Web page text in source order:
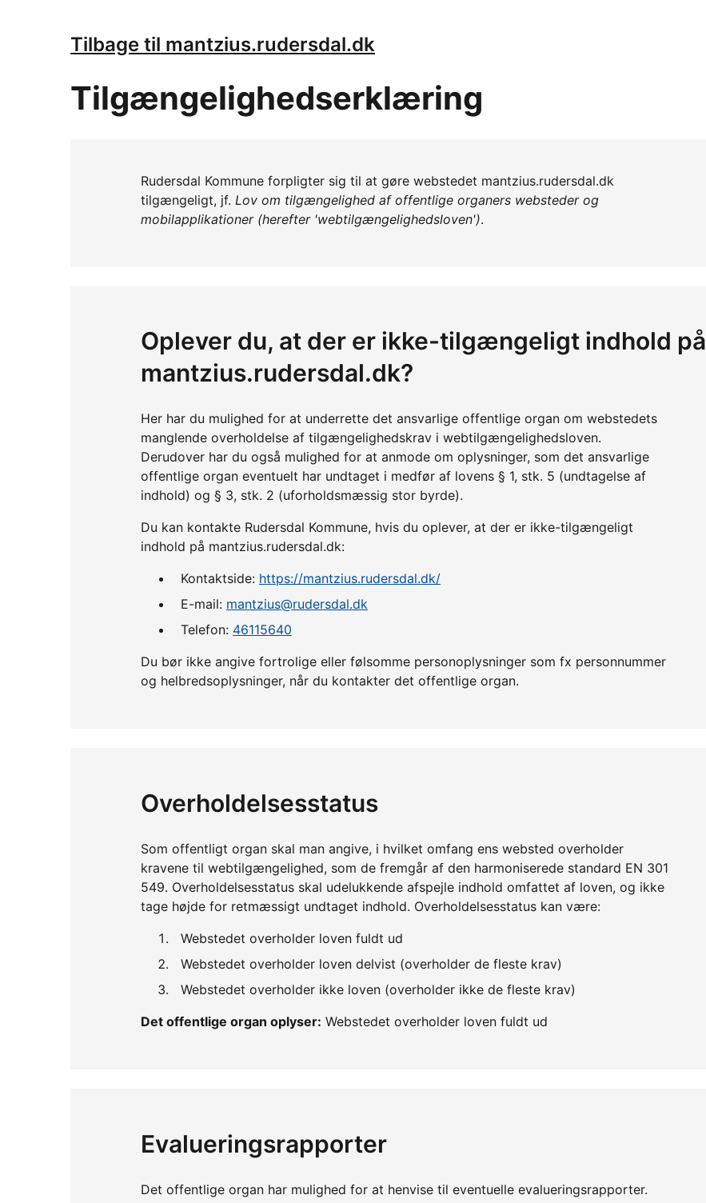
Tilbage til mantzius.rudersdal.dk
Tilgængelighedserklæring
Rudersdal Kommune forpligter sig til at gøre webstedet mantzius.rudersdal.dk
tilgængeligt, jf. Lov om tilgængelighed af offentlige organers websteder og
mobilapplikationer (herefter 'webtilgængelighedsloven').
Oplever du, at der er ikke-tilgængeligt indhold på
mantzius.rudersdal.dk?
Her har du mulighed for at underrette det ansvarlige offentlige organ om webstedets
manglende overholdelse af tilgængelighedskrav i webtilgængelighedsloven.
Derudover har du også mulighed for at anmode om oplysninger, som det ansvarlige
offentlige organ eventuelt har undtaget i medfør af lovens § 1, stk. 5 (undtagelse af
indhold) og § 3, stk. 2 (uforholdsmæssig stor byrde).
Du kan kontakte Rudersdal Kommune, hvis du oplever, at der er ikke-tilgængeligt
indhold på mantzius.rudersdal.dk:
Kontaktside: https://mantzius.rudersdal.dk/
E-mail: mantzius@rudersdal.dk
Telefon: 46115640
Du bør ikke angive fortrolige eller følsomme personoplysninger som fx personnummer
og helbredsoplysninger, når du kontakter det offentlige organ.
Overholdelsesstatus
Som offentligt organ skal man angive, i hvilket omfang ens websted overholder
kravene til webtilgængelighed, som de fremgår af den harmoniserede standard EN 301
549. Overholdelsesstatus skal udelukkende afspejle indhold omfattet af loven, og ikke
tage højde for retmæssigt undtaget indhold. Overholdelsesstatus kan være:
Webstedet overholder loven fuldt ud
Webstedet overholder loven delvist (overholder de fleste krav)
Webstedet overholder ikke loven (overholder ikke de fleste krav)
Det offentlige organ oplyser: Webstedet overholder loven fuldt ud
Evalueringsrapporter
Det offentlige organ har mulighed for at henvise til eventuelle evalueringsrapporter.